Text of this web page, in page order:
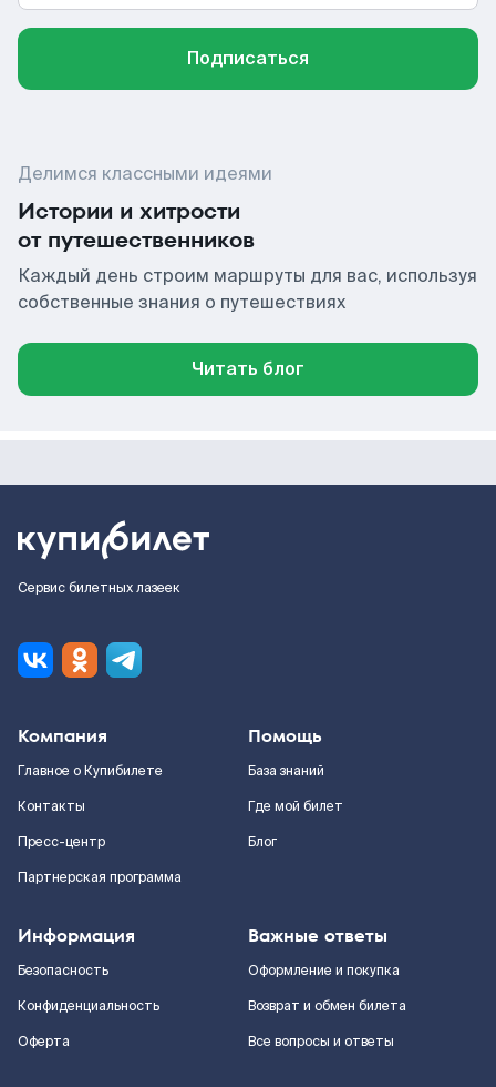
Подписаться
Делимся классными идеями
Истории и хитрости
от путешественников
Каждый день строим маршруты для вас, используя
собственные знания о путешествиях
Читать блог
Сервис билетных лазеек
Компания
Главное о Купибилете
Контакты
Пресс-центр
Партнерская программа
Помощь
База знаний
Где мой билет
Блог
Информация
Безопасность
Конфиденциальность
Оферта
Важные ответы
Оформление и покупка
Возврат и обмен билета
Все вопросы и ответы